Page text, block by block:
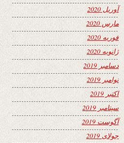
آوریل 2020
مارس 2020
فوریه 2020
ژانویه 2020
دسامبر 2019
نوامبر 2019
اکتبر 2019
سپتامبر 2019
آگوست 2019
جولای 2019